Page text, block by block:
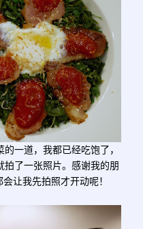
一道，我都已经吃饱了，
拍了一张照片。感谢我的朋
让我先拍照才开动呢！